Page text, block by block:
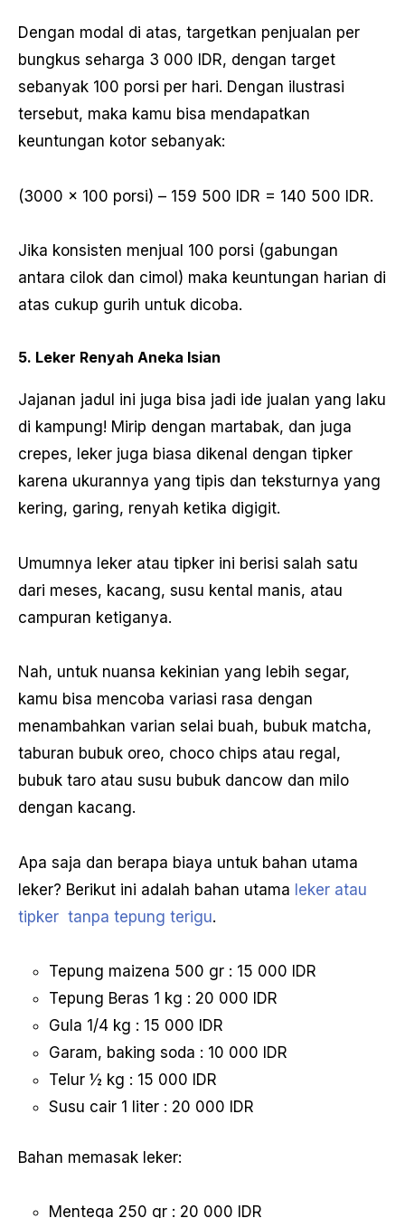
Dengan modal di atas, targetkan penjualan per
bungkus seharga 3 000 IDR, dengan target
sebanyak 100 porsi per hari. Dengan ilustrasi
tersebut, maka kamu bisa mendapatkan
keuntungan kotor sebanyak:
(3000 x 100 porsi) – 159 500 IDR = 140 500 IDR.
Jika konsisten menjual 100 porsi (gabungan
antara cilok dan cimol) maka keuntungan harian di
atas cukup gurih untuk dicoba.
5. Leker Renyah Aneka Isian
Jajanan jadul ini juga bisa jadi ide jualan yang laku
di kampung! Mirip dengan martabak, dan juga
crepes, leker juga biasa dikenal dengan tipker
karena ukurannya yang tipis dan teksturnya yang
kering, garing, renyah ketika digigit.
Umumnya leker atau tipker ini berisi salah satu
dari meses, kacang, susu kental manis, atau
campuran ketiganya.
Nah, untuk nuansa kekinian yang lebih segar,
kamu bisa mencoba variasi rasa dengan
menambahkan varian selai buah, bubuk matcha,
taburan bubuk oreo, choco chips atau regal,
bubuk taro atau susu bubuk dancow dan milo
dengan kacang.
Apa saja dan berapa biaya untuk bahan utama
leker? Berikut ini adalah bahan utama leker atau
tipker tanpa tepung terigu.
Tepung maizena 500 gr : 15 000 IDR
Tepung Beras 1 kg : 20 000 IDR
Gula 1/4 kg : 15 000 IDR
Garam, baking soda : 10 000 IDR
Telur ½ kg : 15 000 IDR
Susu cair 1 liter : 20 000 IDR
Bahan memasak leker:
Mentega 250 gr : 20 000 IDR